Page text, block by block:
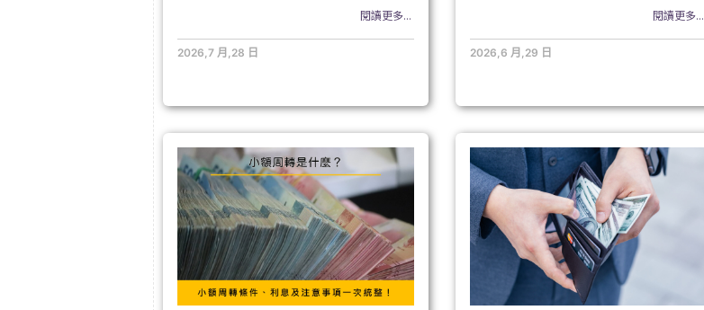
閱讀更多...
2026,7 月,28 日
閱讀更多...
2026,6 月,29 日